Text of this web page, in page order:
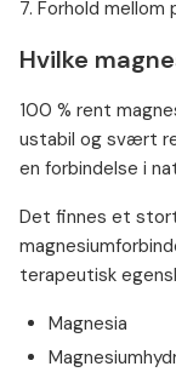
7. Forhold mellom
Hvilke
100 % rent
ustabil og svært
en forbindelse i
Det finnes et
terapeutisk
Magnesia